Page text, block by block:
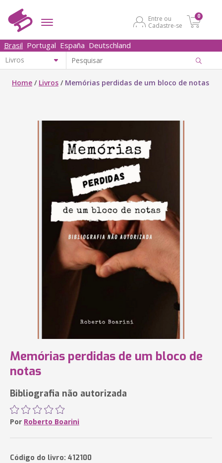
Entre ou
Cadastre-se
0
Brasil Portugal España Deutschland
Home / Livros / Memórias perdidas de um bloco de notas
Memórias perdidas de um bloco de
notas
Bibliografia não autorizada
Por Roberto Boarini
Código do livro: 412100